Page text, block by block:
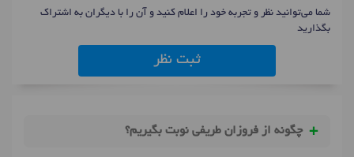
شما می‌توانید نظر و تجربه خود را اعلام کنید و آن را با دیگران به اشتراک
بگذارید
ثبت نظر
چگونه از فروزان طریفی نوبت بگیریم؟